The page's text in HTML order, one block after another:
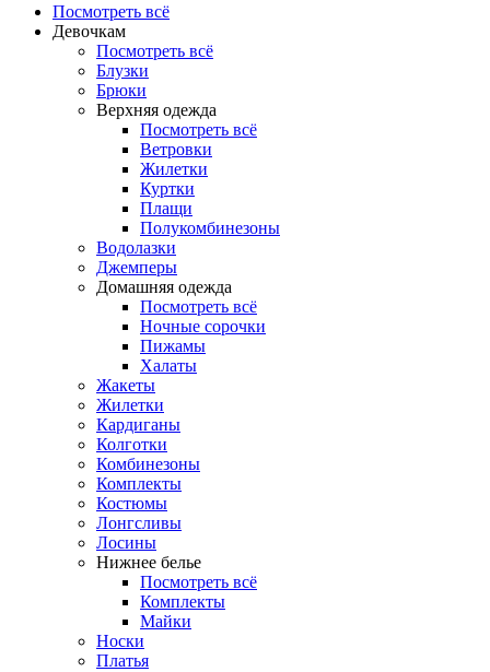
Посмотреть всё
Девочкам
Посмотреть всё
Блузки
Брюки
Верхняя одежда
Посмотреть всё
Ветровки
Жилетки
Куртки
Плащи
Полукомбинезоны
Водолазки
Джемперы
Домашняя одежда
Посмотреть всё
Ночные сорочки
Пижамы
Халаты
Жакеты
Жилетки
Кардиганы
Колготки
Комбинезоны
Комплекты
Костюмы
Лонгсливы
Лосины
Нижнее белье
Посмотреть всё
Комплекты
Майки
Носки
Платья